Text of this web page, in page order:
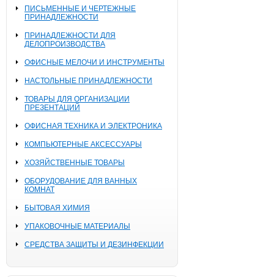
ПИСЬМЕННЫЕ И ЧЕРТЕЖНЫЕ
ПРИНАДЛЕЖНОСТИ
ПРИНАДЛЕЖНОСТИ ДЛЯ
ДЕЛОПРОИЗВОДСТВА
ОФИСНЫЕ МЕЛОЧИ И ИНСТРУМЕНТЫ
НАСТОЛЬНЫЕ ПРИНАДЛЕЖНОСТИ
ТОВАРЫ ДЛЯ ОРГАНИЗАЦИИ
ПРЕЗЕНТАЦИЙ
ОФИСНАЯ ТЕХНИКА И ЭЛЕКТРОНИКА
КОМПЬЮТЕРНЫЕ АКСЕССУАРЫ
ХОЗЯЙСТВЕННЫЕ ТОВАРЫ
ОБОРУДОВАНИЕ ДЛЯ ВАННЫХ
КОМНАТ
БЫТОВАЯ ХИМИЯ
УПАКОВОЧНЫЕ МАТЕРИАЛЫ
СРЕДСТВА ЗАЩИТЫ И ДЕЗИНФЕКЦИИ